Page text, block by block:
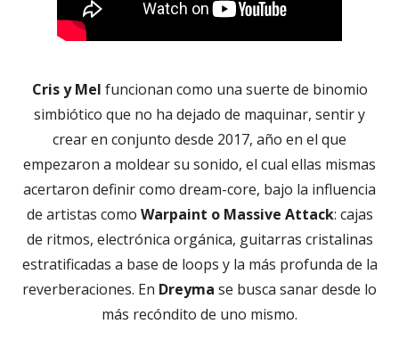
Cris y Mel funcionan como una suerte de binomio
simbiótico que no ha dejado de maquinar, sentir y
crear en conjunto desde 2017, año en el que
empezaron a moldear su sonido, el cual ellas mismas
acertaron definir como dream-core, bajo la influencia
de artistas como Warpaint o Massive Attack: cajas
de ritmos, electrónica orgánica, guitarras cristalinas
estratificadas a base de loops y la más profunda de la
reverberaciones. En Dreyma se busca sanar desde lo
más recóndito de uno mismo.